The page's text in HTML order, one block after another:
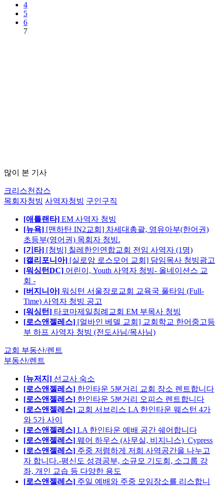
4
5
6
7
많이 본 기사
크리스천잡스
목회자청빙 사역자청빙 구인구직
[애틀랜타] EM 사역자 청빙
[뉴욕] [맨하탄 IN2교회] 차세대총괄, 영유아부(한어권)
초등부(영어권) 목회자 청빙.
[기타] [청빙] 칠레한인연합교회 전임 사역자 (1명)
[캘리포니아] [실로암 로스모어 교회] 담임목사 청빙광고
[워싱턴DC] 어린이, Youth 사역자 청빙- 올네이션스 교
회 -
[버지니아] 워싱턴 서울장로교회 교육국 풀타임 (Full-
Time) 사역자 청빙 공고
[워싱턴] 타코마제일침례교회 EM 부목사 청빙
[로스앤젤레스] [얼바인 베델 교회] 교회학교 한어중고등
부 하프 사역자 청빙 (전도사님/목사님)
교회 부동산/렌트
부동산/렌트
[뉴저지] 선교사 숙소
[로스앤젤레스] 한인타운 5분거리 교회 장소 렌트합니다
[로스앤젤레스] 한인타운 5분거리 오피스 렌트합니다
[로스앤젤레스] 교회 서브리스 LA 한인타운 웨스턴 4가
와 5가 사이
[로스앤젤레스] LA 한인타운 예배 공간 쉐어합니다
[로스앤젤레스] 웨어 하우스 (사무실, 비지니스)_Cypress
[로스앤젤레스] 주중 저렴하게 저희 사역공간을 나누고
자 합니다.-평신도 성경공부, 소규모 기도회, 소그룹 강
좌, 개인 교습 등 다양한 용도
[로스앤젤레스] 주일 예배와 주중 모임장소를 리스합니